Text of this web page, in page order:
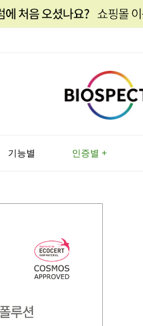
기능별 인증별 +